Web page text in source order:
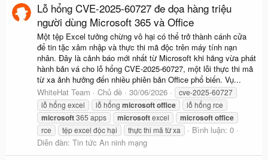
Lỗ hổng CVE-2025-60727 đe dọa hàng triệu
người dùng Microsoft 365 và Office
Một tệp Excel tưởng chừng vô hại có thể trở thành cánh cửa
để tin tặc xâm nhập và thực thi mã độc trên máy tính nạn
nhân. Đây là cảnh báo mới nhất từ Microsoft khi hãng vừa phát
hành bản vá cho lỗ hổng CVE-2025-60727, một lỗi thực thi mã
từ xa ảnh hưởng đến nhiều phiên bản Office phổ biến. Vụ...
WhiteHat Team
Chủ đề 30/06/2026
cve-2025-60727
lỗ hổng excel
lỗ hổng microsoftoffice lỗ hổng rce
microsoft365 apps microsoftexcel microsoftoffice
rce tệp excel độc hại thực thi mã từ xa
Bình luận: 0
Diễn đàn: Tin tức An ninh mạng